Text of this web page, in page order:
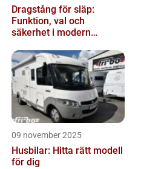
Dragstång för släp:
Funktion, val och
säkerhet i modern
09 november 2025
Husbilar: Hitta rätt modell
för dig